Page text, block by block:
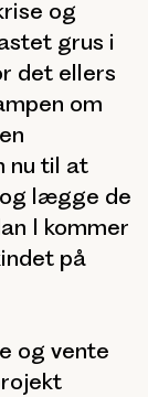
og
grus i
det ellers
om
nu til at
lægge de
I kommer
på
og vente